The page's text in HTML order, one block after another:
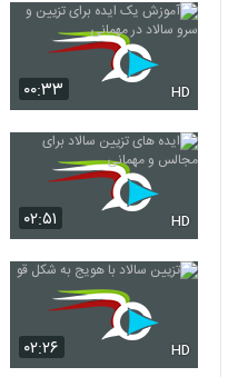
۰۰:۳۳ HD
۰۲:۵۱ HD
۰۲:۲۶ HD